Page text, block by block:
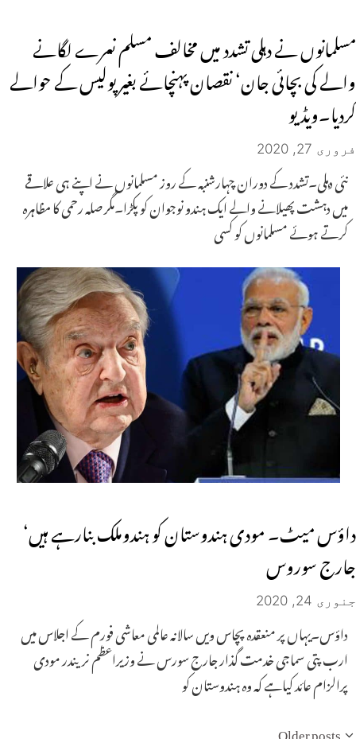
مسلمانوں نے دہلی تشدد میں مخالف مسلم نعرے لگانے
والے کی بچائی جان‘ نقصان پہنچائے بغیر پولیس کے حوالے
کردیا۔ویڈیو
فروری 27, 2020
نئی دہلی۔تشدد کے دوران چہارشنبہ کے روز مسلمانوں نے اپنے ہی علاقے
میں دہشت پھیلانے والے ایک ہندو نوجوان کو پکڑا۔مگر صلہ رحمی کا مظاہرہ
کرتے ہوئے مسلمانوں کو کسی
داؤس میٹ۔ مودی ہندوستان کو ہندوملک بنارہے ہیں‘
جارج سوروس
جنوری 24, 2020
داؤس۔یہاں پر منعقدہ پچاس ویں سالانہ عالمی معاشی فورم کے اجلاس میں
ارب پتی سماجی خدمت گذار جارج سورس نے وزیراعظم نریندر مودی
پرالزام عائد کیاہے کہ وہ ہندوستان کو
Older posts